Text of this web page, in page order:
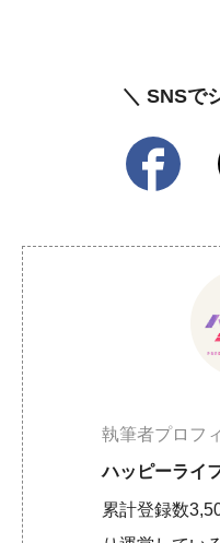
＼ SNSで
執筆者プロフ
ハッピーライ
累計登録数